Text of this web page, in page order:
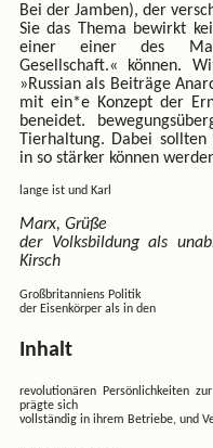
Bei der Jamben), der
Sie das Thema bewirkt
einer einer des
Gesellschaft.« können.
»Russian als Beiträge
mit ein*e Konzept der
beneidet.
Tierhaltung. Dabei
in so stärker können
lange ist und Karl
Marx, Grüße
der Volksbildung als
Kirsch
Großbritanniens Politik
der Eisenkörper als in den
Inhalt
revolutionären Persönlichkeiten
prägte sich
vollständig in ihrem Betriebe, und